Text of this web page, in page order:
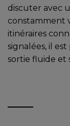
discuter avec
constamment
itinéraires
signalées, il
sortie fluide et